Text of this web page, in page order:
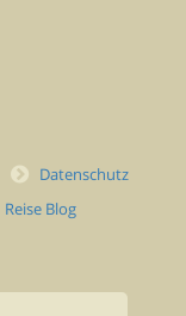
Datenschutz
Reise Blog